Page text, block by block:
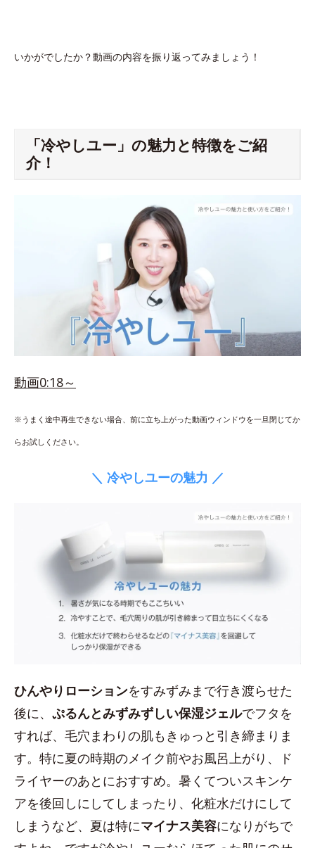
いかがでしたか？動画の内容を振り返ってみましょう！
「冷やしユー」の魅力と特徴をご紹
介！
動画0:18～
※うまく途中再生できない場合、前に立ち上がった動画ウィンドウを一旦閉じてか
らお試しください。
＼ 冷やしユーの魅力 ／
ひんやりローションをすみずみまで行き渡らせた
後に、 ぷるんとみずみずしい保湿ジェルでフタを
すれば、毛穴まわりの肌もきゅっと引き締まりま
す。特に夏の時期のメイク前やお風呂上がり、ド
ライヤーのあとにおすすめ。暑くてついスキンケ
アを後回しにしてしまったり、化粧水だけにして
しまうなど、夏は特にマイナス美容になりがちで